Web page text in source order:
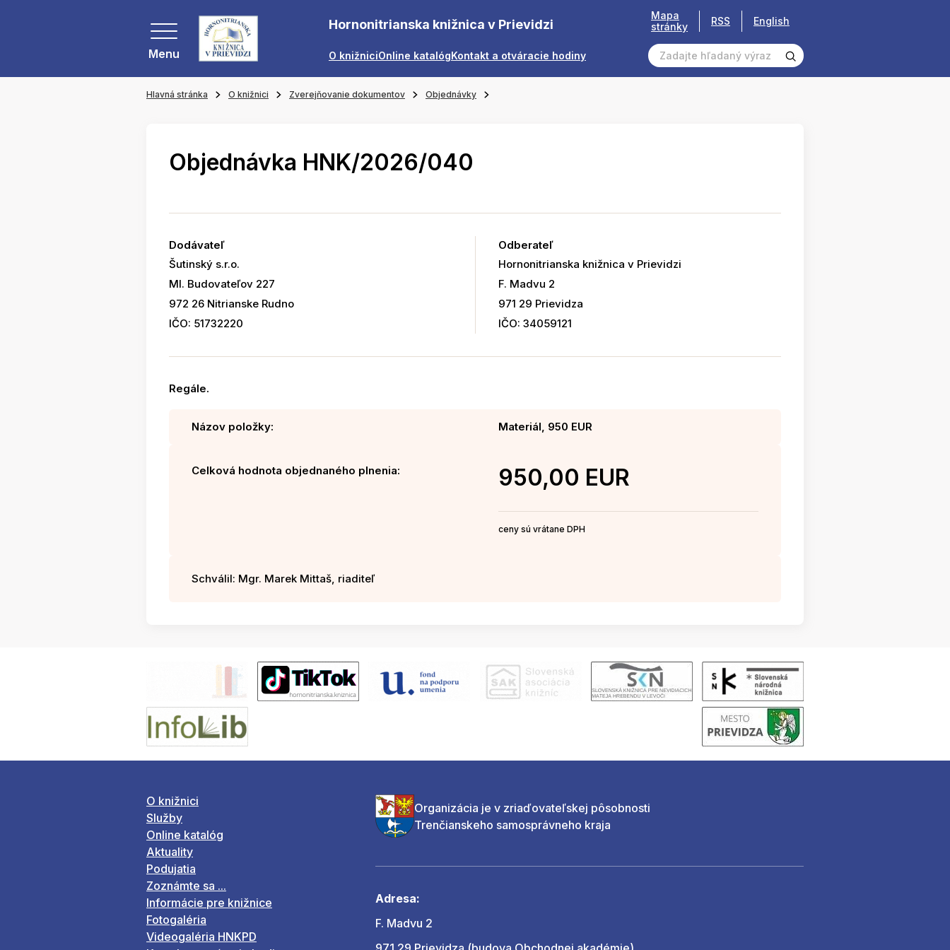
Menu
Hornonitrianska knižnica v Prievidzi
O knižniciOnline katalógKontakt a otváracie hodiny
Mapa
stránky
RSS English
Hlavná stránka O knižnici Zverejňovanie dokumentov Objednávky
Objednávka HNK/2026/040
Dodávateľ
Šutinský s.r.o.
Ml. Budovateľov 227
972 26 Nitrianske Rudno
IČO: 51732220
Odberateľ
Hornonitrianska knižnica v Prievidzi
F. Madvu 2
971 29 Prievidza
IČO: 34059121
Regále.
Názov položky: Materiál, 950 EUR
Celková hodnota objednaného plnenia: 950,00 EUR
ceny sú vrátane DPH
Schválil: Mgr. Marek Mittaš, riaditeľ
O knižnici
Služby
Online katalóg
Aktuality
Podujatia
Zoznámte sa ...
Informácie pre knižnice
Fotogaléria
Videogaléria HNKPD
Organizácia je v zriaďovateľskej pôsobnosti
Trenčianskeho samosprávneho kraja
Adresa:
F. Madvu 2